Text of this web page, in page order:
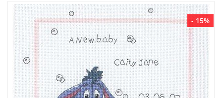
- 15%